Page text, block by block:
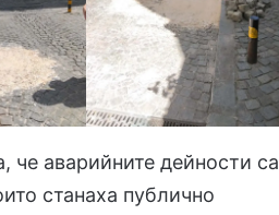
че аварийните дейности са
станаха публично